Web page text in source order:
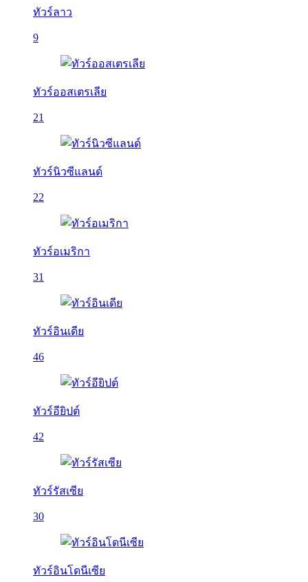
ทัวร์ลาว
9
ทัวร์ออสเตรเลีย
21
ทัวร์นิวซีแลนด์
22
ทัวร์อเมริกา
31
ทัวร์อินเดีย
46
ทัวร์อียิปต์
42
ทัวร์รัสเซีย
30
ทัวร์อินโดนีเซีย